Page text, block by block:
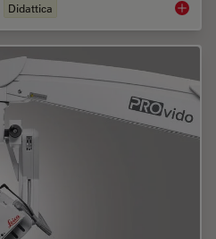
Didattica How to